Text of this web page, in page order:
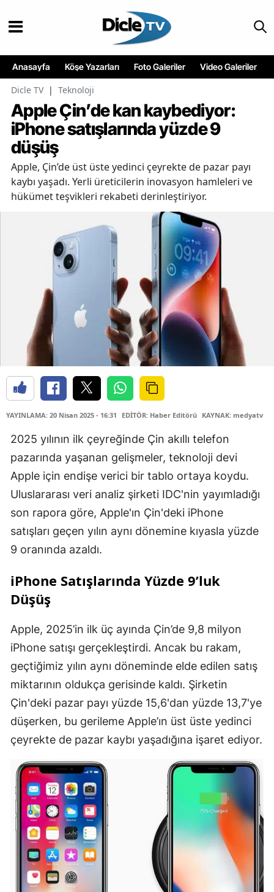
Anasayfa Köşe Yazarları Foto Galeriler Video Galeriler
Dicle TV | Teknoloji
Apple Çin’de kan kaybediyor:
iPhone satışlarında yüzde 9
düşüş
Apple, Çin’de üst üste yedinci çeyrekte de pazar payı
kaybı yaşadı. Yerli üreticilerin inovasyon hamleleri ve
hükümet teşvikleri rekabeti derinleştiriyor.
YAYINLAMA: 20 Nisan 2025 - 16:31 EDİTÖR: Haber Editörü KAYNAK: medyatv
2025 yılının ilk çeyreğinde Çin akıllı telefon
pazarında yaşanan gelişmeler, teknoloji devi
Apple için endişe verici bir tablo ortaya koydu.
Uluslararası veri analiz şirketi IDC'nin yayımladığı
son rapora göre, Apple'ın Çin'deki iPhone
satışları geçen yılın aynı dönemine kıyasla yüzde
9 oranında azaldı.
iPhone Satışlarında Yüzde 9’luk
Düşüş
Apple, 2025’in ilk üç ayında Çin’de 9,8 milyon
iPhone satışı gerçekleştirdi. Ancak bu rakam,
geçtiğimiz yılın aynı döneminde elde edilen satış
miktarının oldukça gerisinde kaldı. Şirketin
Çin'deki pazar payı yüzde 15,6'dan yüzde 13,7'ye
düşerken, bu gerileme Apple’ın üst üste yedinci
çeyrekte de pazar kaybı yaşadığına işaret ediyor.